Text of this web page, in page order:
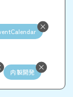
内製開発